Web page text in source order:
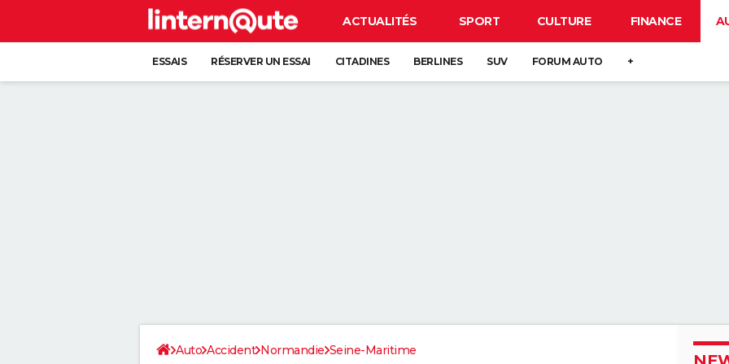
ACTUALITÉS SPORT CULTURE FINANCE
ESSAIS RÉSERVER UN ESSAI CITADINES BERLINES SUV FORUM AUTO +
Auto Accident Normandie Seine-Maritime